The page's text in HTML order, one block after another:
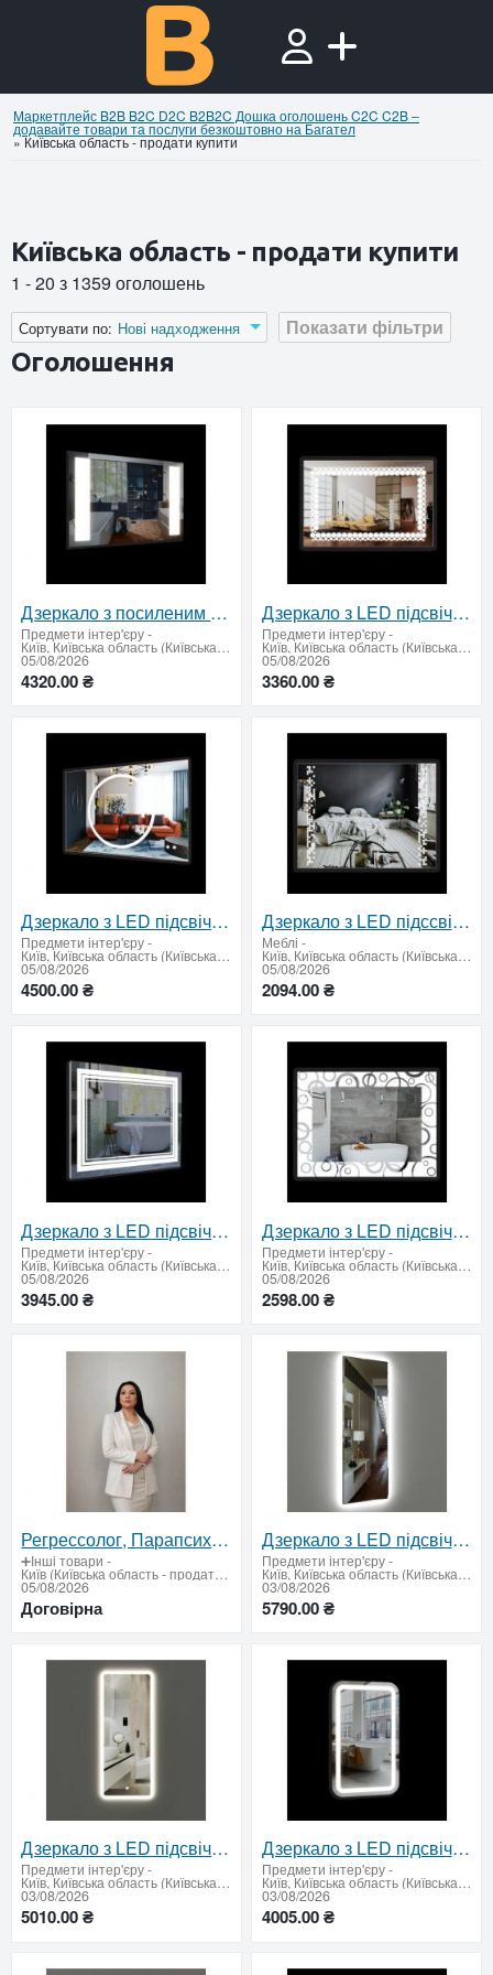
Маркетплейс B2B B2C D2C B2B2C Дошка оголошень C2C C2B –
додавайте товари та послуги безкоштовно на Багател
»Київська область - продати купити
Київська область - продати купити
1 - 20 з 1359 оголошень
Показати фільтри
Сортувати по: Нові надходження
Оголошення
Дзеркало з посиленим LED підсвічуванням 650х950
Предмети інтер'єру-
Київ, Київська область (Київська область - продати купити)
05/08/2026
4320.00 ₴
Дзеркало з LED підсвічуванням 600 х 900 мм.
Предмети інтер'єру-
Київ, Київська область (Київська область - продати купити)
05/08/2026
3360.00 ₴
Дзеркало з LED підсвічуванням та підігрівом 600 х 900 мм.
Предмети інтер'єру-
Київ, Київська область (Київська область - продати купити)
05/08/2026
4500.00 ₴
Дзеркало з LED підссвічуванням 600х800мм
Меблі -
Київ, Київська область (Київська область - продати купити)
05/08/2026
2094.00 ₴
Дзеркало з LED підсвічуванням і сенсорним вимикачем 600 х 800 мм
Предмети інтер'єру-
Київ, Київська область (Київська область - продати купити)
05/08/2026
3945.00 ₴
Дзеркало з LED підсвічуванням 600х800
Предмети інтер'єру-
Київ, Київська область (Київська область - продати купити)
05/08/2026
2598.00 ₴
Регрессолог, Парапсихолог, Гипнотерапевт, Гипноз
➕Інші товари -
Київ (Київська область - продати купити)
05/08/2026
Договірна
Дзеркало з LED підсвічуванням та сенсорним вимикачем 1600 х 550 мм.
Предмети інтер'єру-
Київ, Київська область (Київська область - продати купити)
03/08/2026
5790.00 ₴
Дзеркало з LED підсвічуванням і сенсорним вимикачем 1200 х 500 мм
Предмети інтер'єру-
Київ, Київська область (Київська область - продати купити)
03/08/2026
5010.00 ₴
Дзеркало з LED підсвічуванням 1000 х 600 мм.
Предмети інтер'єру-
Київ, Київська область (Київська область - продати купити)
03/08/2026
4005.00 ₴